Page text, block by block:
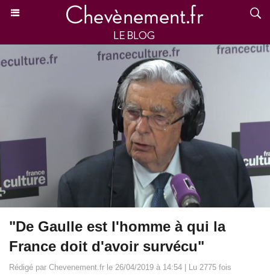
"De Gaulle est l'homme à qui la
France doit d'avoir survécu"
Rédigé par Chevenement.fr le 26/04/2019 à 14:54 | Lu 2775 fois